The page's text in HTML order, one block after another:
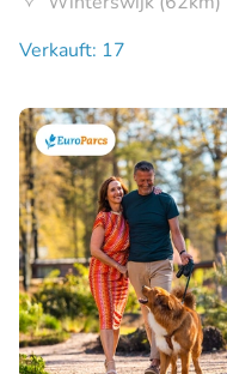
Verkauft: 17